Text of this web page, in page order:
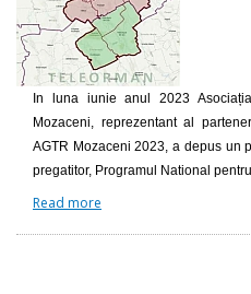
In luna iunie anul 2023
Mozaceni, reprezentant al
AGTR Mozaceni 2023, a depus un
pregatitor, Programul National
Read more